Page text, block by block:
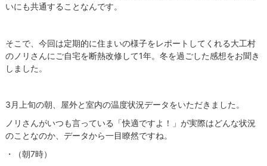
いにも共通することなんです。
そこで、今回は定期的に住まいの様子をレポートしてくれる大工村
のノリさんにご自宅を断熱改修して1年。冬を過ごした感想をお聞き
しました。
3月上旬の朝、屋外と室内の温度状況データをいただきました。
ノリさんがいつも言っている「快適ですよ！」が実際はどんな状況
のことなのか、データから一目瞭然ですね。
・（朝7時）